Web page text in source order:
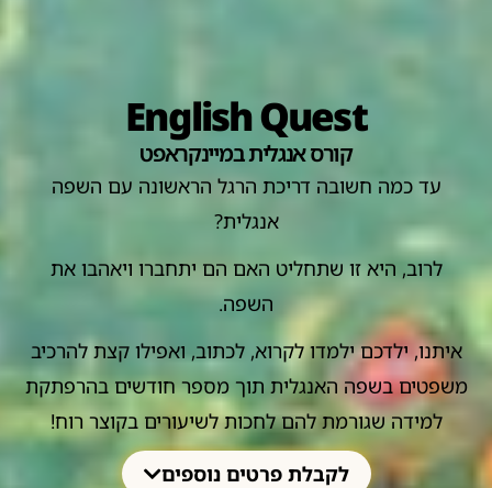
English Quest
קורס אנגלית במיינקראפט
עד כמה חשובה דריכת הרגל הראשונה עם השפה
אנגלית?
לרוב, היא זו שתחליט האם הם יתחברו ויאהבו את
השפה.
איתנו, ילדכם ילמדו לקרוא, לכתוב, ואפילו קצת להרכיב
משפטים בשפה האנגלית תוך מספר חודשים בהרפתקת
למידה שגורמת להם לחכות לשיעורים בקוצר רוח!
לקבלת פרטים נוספים